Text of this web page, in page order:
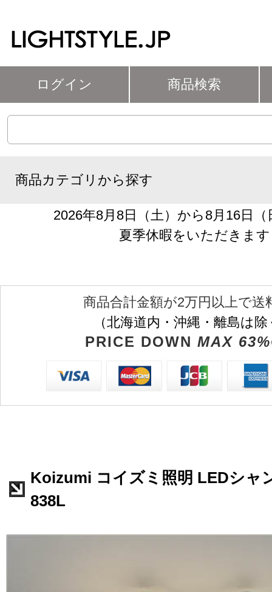
ログイン 商品検索
商品カテゴリから探す
2026年8月8日（土）から8月16日
夏季休暇をいただきます
商品合計金額が2万円以上で送
（北海道内・沖縄・離島は
PRICE DOWN MAX
Koizumi コイズミ照明 LEDシャ
838L